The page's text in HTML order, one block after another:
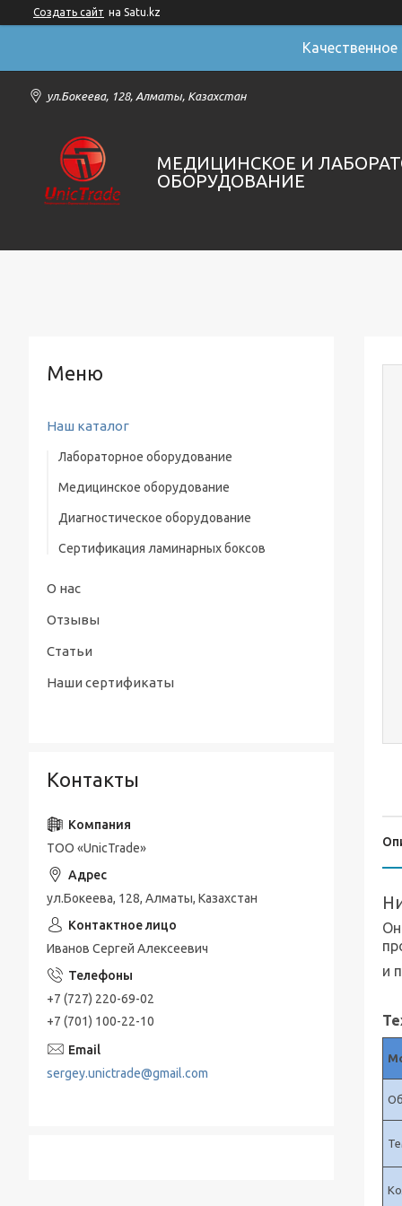
Создать сайт на Satu.kz
ул.Бокеева, 128, Алматы, Казахстан
МЕДИЦИНСКОЕ И
ОБОРУДОВАНИЕ
и
Наш каталог
Лабораторное оборудование
Водяная баня-термостат
Низкотемпературные стерилизаторы
Ламинарные боксы
Системы очистки воды
Лабораторные инкубаторы
Сушильные шкафы
Центрифуги
Автоклав
Дозаторы
Мешалки
Вытяжной шкаф
Очистительное оборудование
Амплификатор
Лабораторный стенд
Медицинское оборудование
Диагностическое оборудование
Сертификация ламинарных боксов
О нас
Отзывы
Статьи
Наши сертификаты
Контакты
ТОО «UnicTrade»
ул.Бокеева, 128, Алматы, Казахстан
Иванов Сергей Алексеевич
+7 (727) 220-69-02
+7 (701) 100-22-10
sergey.unictrade@gmail.com